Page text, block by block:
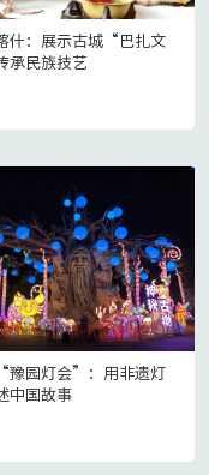
什：展示古城“巴扎文
承民族技艺
豫园灯会”：用非遗灯
中国故事